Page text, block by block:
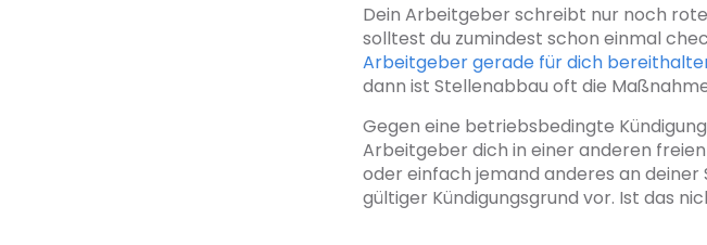
Dein Arbeitgeber schreibt nur noch
solltest du zumindest schon einmal
Arbeitgeber gerade für dich
dann ist Stellenabbau oft die
Gegen eine betriebsbedingte
Arbeitgeber dich in einer anderen
oder einfach jemand anderes an
gültiger Kündigungsgrund vor. Ist das